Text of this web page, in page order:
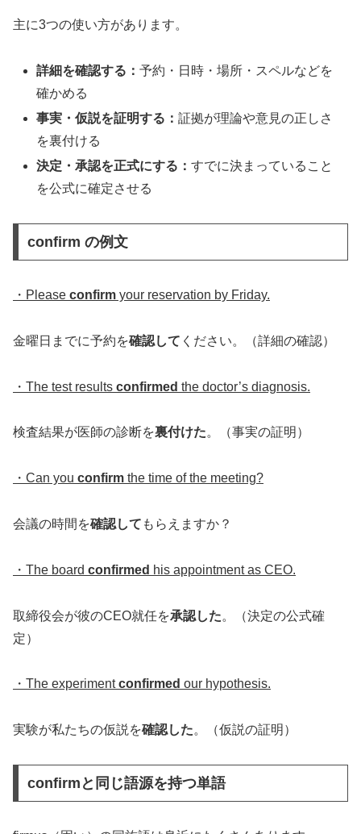
主に3つの使い方があります。
詳細を確認する：予約・日時・場所・スペルなどを
確かめる
事実・仮説を証明する：証拠が理論や意見の正しさ
を裏付ける
決定・承認を正式にする：すでに決まっていること
を公式に確定させる
confirm の例文
・Please confirm your reservation by Friday.
金曜日までに予約を確認して ください。（詳細の確認）
・The test results confirmed the doctor’s diagnosis.
検査結果が医師の診断を裏付けた。（事実の証明）
・Can you confirm the time of the meeting?
会議の時間を確認して もらえますか？
・The board confirmed his appointment as CEO.
取締役会が彼のCEO就任を承認した。（決定の公式確
定）
・The experimentconfirmed our hypothesis.
実験が私たちの仮説を確認した。（仮説の証明）
confirmと同じ語源を持つ単語